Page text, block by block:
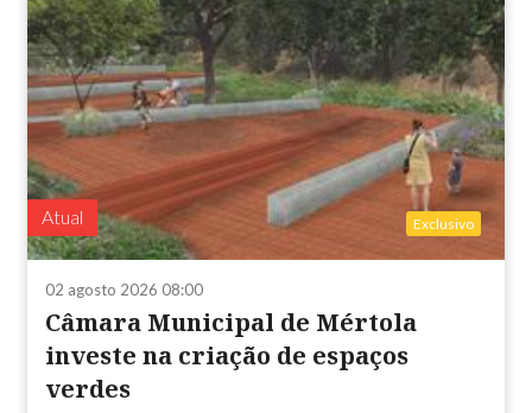
Atual Exclusivo
02 agosto 2026 08:00
Câmara Municipal de Mértola
investe na criação de espaços
verdes